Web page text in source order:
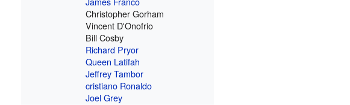
Christopher Gorham
Vincent D'Onofrio
Bill Cosby
Richard Pryor
Queen Latifah
Jeffrey Tambor
cristiano Ronaldo
Joel Grey